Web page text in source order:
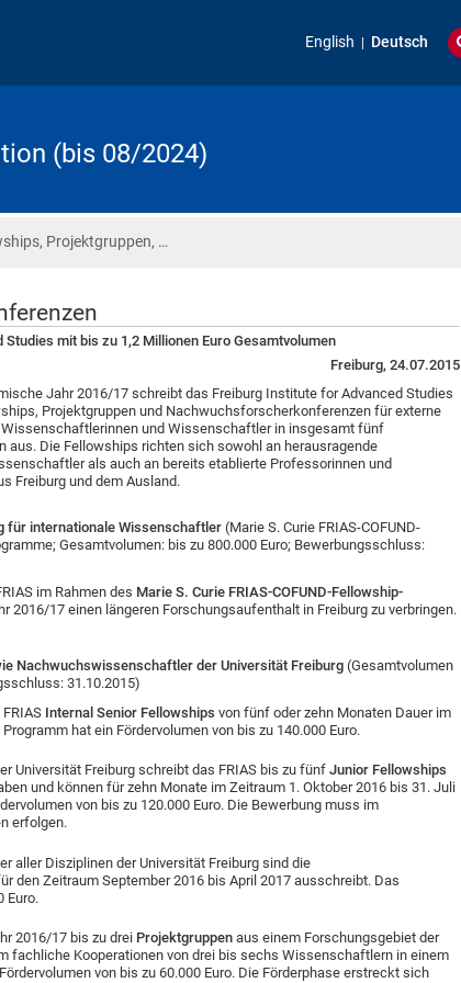
English Deutsch
(bis 08/2024)
Projektgruppen, …
mit bis zu 1,2 Millionen Euro Gesamtvolumen
Freiburg, 24.07.2015
Jahr 2016/17 schreibt das Freiburg Institute for Advanced Studies
Projektgruppen und Nachwuchsforscherkonferenzen für externe
Wissenschaftlerinnen und Wissenschaftler in insgesamt fünf
aus. Die Fellowships richten sich sowohl an herausragende
als auch an bereits etablierte Professorinnen und
Freiburg und dem Ausland.
für internationale Wissenschaftler(Marie S. Curie FRIAS-COFUND-
Gesamtvolumen: bis zu 800.000 Euro; Bewerbungsschluss:
im Rahmen des Marie S. Curie FRIAS-COFUND-Fellowship-
2016/17 einen längeren Forschungsaufenthalt in Freiburg zu verbringen.
Nachwuchswissenschaftler der Universität Freiburg (Gesamtvolumen
31.10.2015)
Internal Senior Fellowships von fünf oder zehn Monaten Dauer im
hat ein Fördervolumen von bis zu 140.000 Euro.
Universität Freiburg schreibt das FRIAS bis zu fünfJunior Fellowships
und können für zehn Monate im Zeitraum 1. Oktober 2016 bis 31. Juli
von bis zu 120.000 Euro. Die Bewerbung muss im
erfolgen.
aller Disziplinen der Universität Freiburg sind die
den Zeitraum September 2016 bis April 2017 ausschreibt. Das
Euro.
2016/17 bis zu drei Projektgruppen aus einem Forschungsgebiet der
fachliche Kooperationen von drei bis sechs Wissenschaftlern in einem
von bis zu 60.000 Euro. Die Förderphase erstreckt sich